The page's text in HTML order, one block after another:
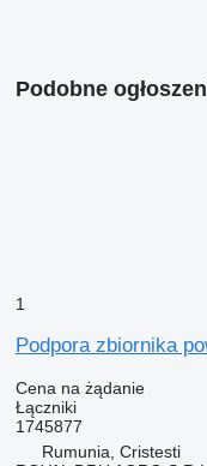
Podobne
1
Podpora zbiornika
Cena na żądanie
Łączniki
1745877
Rumunia, Cristesti